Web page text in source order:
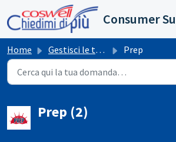
Salta al contenuto principale
Consumer
Home Gestisci le tue richieste Prep
Prep (2)